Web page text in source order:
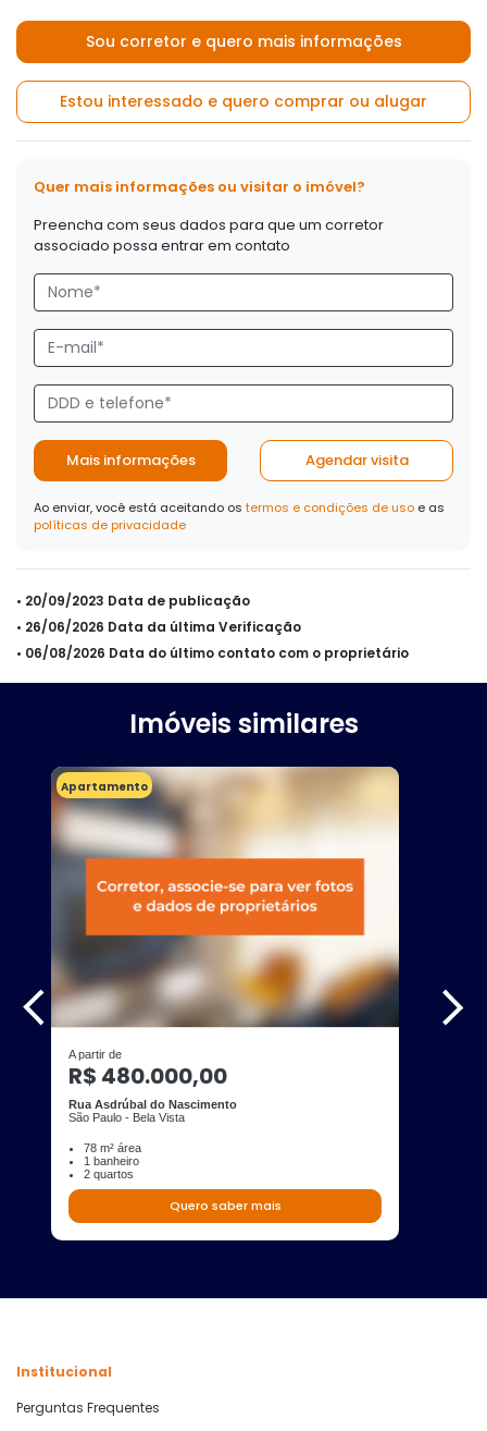
Sou corretor e quero mais informações
Estou interessado e quero comprar ou alugar
Quer mais informações ou visitar o imóvel?
Preencha com seus dados para que um corretor
associado possa entrar em contato
Mais informações Agendar visita
Ao enviar, você está aceitando os termos e condições de uso e as
políticas de privacidade
• 20/09/2023 Data de publicação
• 26/06/2026 Data da última Verificação
• 06/08/2026 Data do último contato com o proprietário
Imóveis similares
Apartamento
A partir de
R$ 480.000,00
Rua Asdrúbal do Nascimento
São Paulo - Bela Vista
78 m² área
1 banheiro
2 quartos
Quero saber mais
Institucional
Perguntas Frequentes